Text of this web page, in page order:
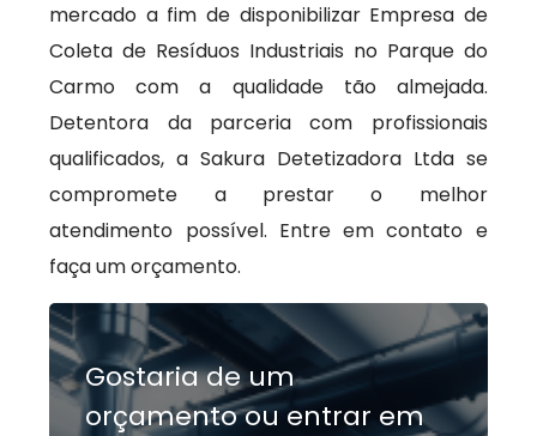
mercado a fim de disponibilizar Empresa de
Coleta de Resíduos Industriais no Parque do
Carmo com a qualidade tão almejada.
Detentora da parceria com profissionais
qualificados, a Sakura Detetizadora Ltda se
compromete a prestar o melhor
atendimento possível. Entre em contato e
faça um orçamento.
Gostaria de um
orçamento ou entrar em